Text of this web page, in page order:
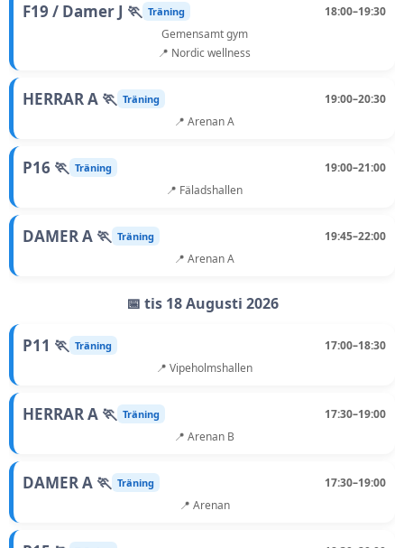
F19 / Damer J 🏃 Träning
18:00–19:30
Gemensamt gym
📍 Nordic wellness
HERRAR A 🏃 Träning
19:00–20:30
📍 Arenan A
P16 🏃 Träning
19:00–21:00
📍 Fäladshallen
DAMER A 🏃 Träning
19:45–22:00
📍 Arenan A
📅 tis 18 Augusti 2026
P11 🏃 Träning
17:00–18:30
📍 Vipeholmshallen
HERRAR A 🏃 Träning
17:30–19:00
📍 Arenan B
DAMER A 🏃 Träning
17:30–19:00
📍 Arenan